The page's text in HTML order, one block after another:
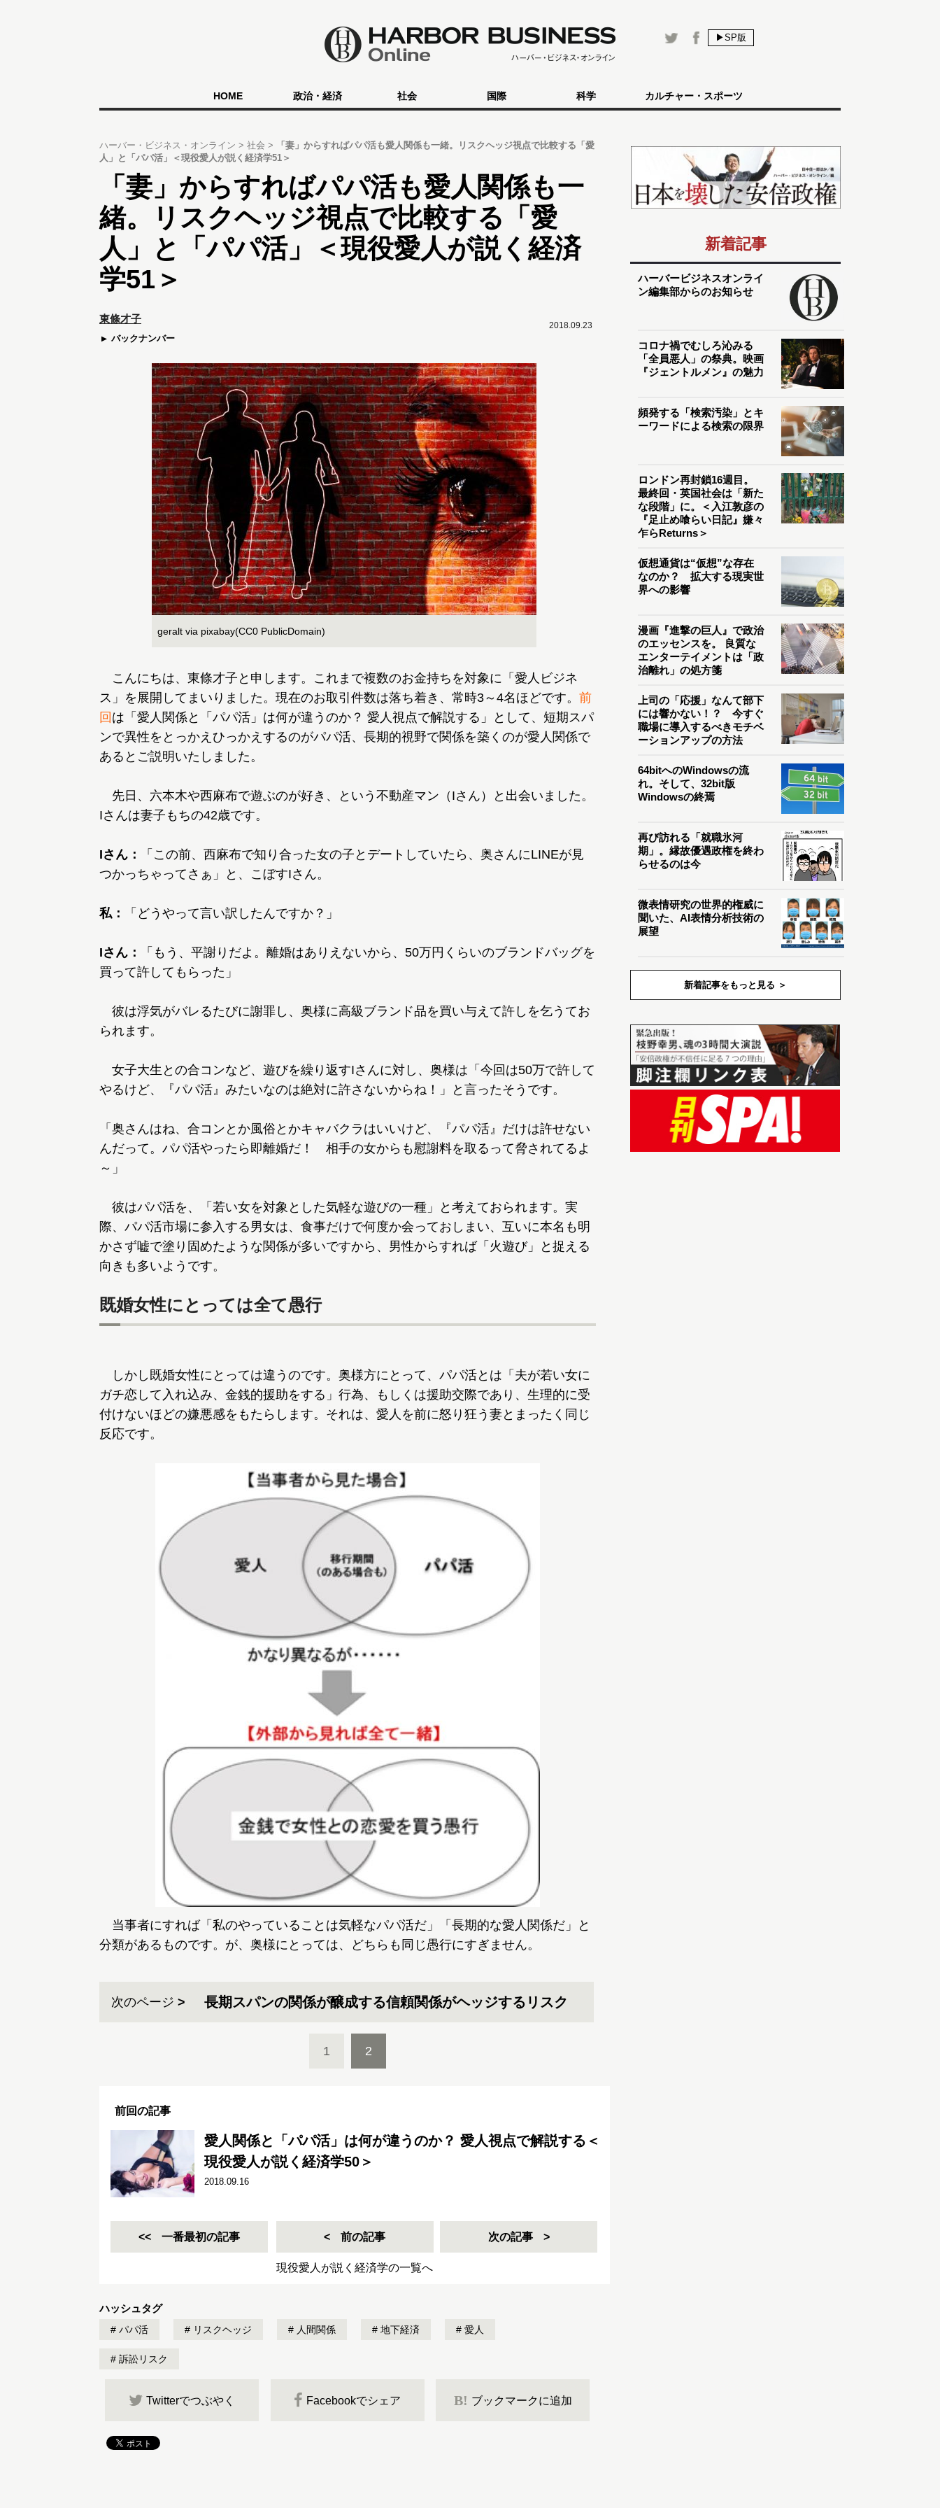
▶SP版
HOME 政治・経済 社会 国際 科学 カルチャー・スポーツ
ハーバー・ビジネス・オンライン 社会
「妻」からすればパパ活も愛人関係も一緒。リスクヘッジ視点で比較する「愛
人」と「パパ活」＜現役愛人が説く経済学51＞
「妻」からすればパパ活も愛人関係も一
緒。リスクヘッジ視点で比較する「愛
人」と「パパ活」＜現役愛人が説く経済
学51＞
2018.09.23
東條才子
バックナンバー
geralt via pixabay(CC0 PublicDomain)
こんにちは、東條才子と申します。これまで複数のお金持ちを対象に「愛人ビジネ
ス」を展開してまいりました。現在のお取引件数は落ち着き、常時3～4名ほどです。 前
回 は「愛人関係と「パパ活」は何が違うのか？ 愛人視点で解説する」として、短期スパ
ンで異性をとっかえひっかえするのがパパ活、長期的視野で関係を築くのが愛人関係で
あるとご説明いたしました。
先日、六本木や西麻布で遊ぶのが好き、という不動産マン（Iさん）と出会いました。
Iさんは妻子もちの42歳です。
Iさん：
「この前、西麻布で知り合った女の子とデートしていたら、奥さんにLINEが見
つかっちゃってさぁ」と、こぼすIさん。
私： 「どうやって言い訳したんですか？」
Iさん：
「もう、平謝りだよ。離婚はありえないから、50万円くらいのブランドバッグを
買って許してもらった」
彼は浮気がバレるたびに謝罪し、奥様に高級ブランド品を買い与えて許しを乞うてお
られます。
女子大生との合コンなど、遊びを繰り返すIさんに対し、奥様は「今回は50万で許して
やるけど、『パパ活』みたいなのは絶対に許さないからね！」と言ったそうです。
「奥さんはね、合コンとか風俗とかキャバクラはいいけど、『パパ活』だけは許せない
んだって。パパ活やったら即離婚だ！ 相手の女からも慰謝料を取るって脅されてるよ
～」
彼はパパ活を、「若い女を対象とした気軽な遊びの一種」と考えておられます。実
際、パパ活市場に参入する男女は、食事だけで何度か会っておしまい、互いに本名も明
かさず嘘で塗り固めたような関係が多いですから、男性からすれば「火遊び」と捉える
向きも多いようです。
既婚女性にとっては全て愚行
しかし既婚女性にとっては違うのです。奥様方にとって、パパ活とは「夫が若い女に
ガチ恋して入れ込み、金銭的援助をする」行為、もしくは援助交際であり、生理的に受
付けないほどの嫌悪感をもたらします。それは、愛人を前に怒り狂う妻とまったく同じ
反応です。
当事者にすれば「私のやっていることは気軽なパパ活だ」「長期的な愛人関係だ」と
分類があるものです。が、奥様にとっては、どちらも同じ愚行にすぎません。
次のページ 長期スパンの関係が醸成する信頼関係がヘッジするリスク
1 2
前回の記事
愛人関係と「パパ活」は何が違うのか？ 愛人視点で解説する＜
現役愛人が説く経済学50＞
2018.09.16
一番最初の記事 前の記事 次の記事
現役愛人が説く経済学の一覧へ
ハッシュタグ
パパ活 リスクヘッジ 人間関係 地下経済 愛人
訴訟リスク
Twitterでつぶやく Facebookでシェア B! ブックマークに追加
新着記事
ハーバービジネスオンライ
ン編集部からのお知らせ
コロナ禍でむしろ沁みる
「全員悪人」の祭典。映画
『ジェントルメン』の魅力
頻発する「検索汚染」とキ
ーワードによる検索の限界
ロンドン再封鎖16週目。
最終回・英国社会は「新た
な段階」に。＜入江敦彦の
『足止め喰らい日記』嫌々
乍らReturns＞
仮想通貨は“仮想”な存在
なのか？ 拡大する現実世
界への影響
漫画『進撃の巨人』で政治
のエッセンスを。 良質な
エンターテイメントは「政
治離れ」の処方箋
上司の「応援」なんて部下
には響かない！？ 今すぐ
職場に導入するべきモチベ
ーションアップの方法
64bitへのWindowsの流
れ。そして、32bit版
Windowsの終焉
再び訪れる「就職氷河
期」。縁故優遇政権を終わ
らせるのは今
微表情研究の世界的権威に
聞いた、AI表情分析技術の
展望
新着記事をもっと見る